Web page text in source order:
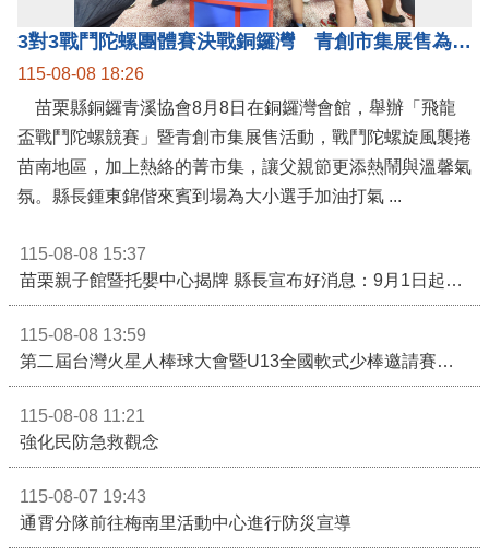
3對3戰鬥陀螺團體賽決戰銅鑼灣 青創市集展售為父親節增添繽紛
115-08-08 18:26
苗栗縣銅鑼青溪協會8月8日在銅鑼灣會館，舉辦「飛龍
盃戰鬥陀螺競賽」暨青創市集展售活動，戰鬥陀螺旋風襲捲
苗南地區，加上熱絡的菁市集，讓父親節更添熱鬧與溫馨氣
氛。縣長鍾東錦偕來賓到場為大小選手加油打氣 ...
115-08-08 15:37
苗栗親子館暨托嬰中心揭牌 縣長宣布好消息：9月1日起調降臨時托嬰費用
115-08-08 13:59
第二屆台灣火星人棒球大會暨U13全國軟式少棒邀請賽在苗栗舉辦
115-08-08 11:21
強化民防急救觀念
115-08-07 19:43
通霄分隊前往梅南里活動中心進行防災宣導